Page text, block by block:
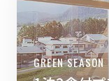
アクリル板での
飛沫防止
GREEN SEASON